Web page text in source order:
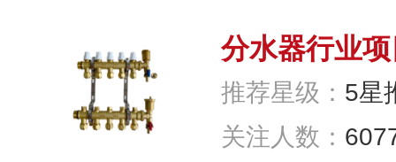
推荐星级：5星
关注人数：